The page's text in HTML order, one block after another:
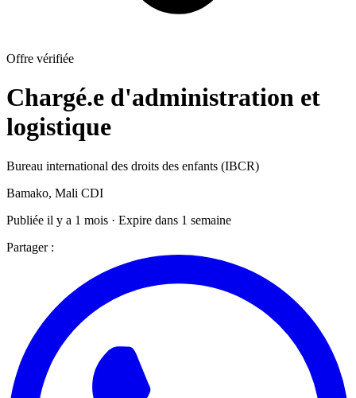
Offre vérifiée
Chargé.e d'administration et
logistique
Bureau international des droits des enfants (IBCR)
Bamako, Mali CDI
Publiée il y a 1 mois · Expire dans 1 semaine
Partager :